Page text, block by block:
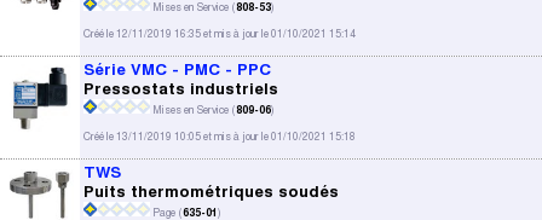
Mises en Service (808-53)
Créé le 12/11/2019 16:35 et mis à jour le 01/10/2021 15:14
Série VMC - PMC - PPC
Pressostats industriels
Mises en Service (809-06)
Créé le 13/11/2019 10:05 et mis à jour le 01/10/2021 15:18
TWS
Puits thermométriques soudés
Page (635-01 )